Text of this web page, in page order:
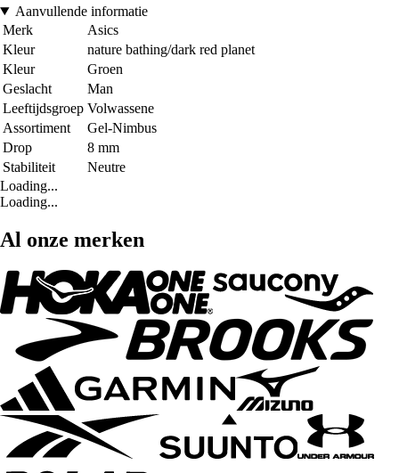
Aanvullende informatie
Merk
Asics
Kleur
nature bathing/dark red planet
Kleur
Groen
Geslacht
Man
Leeftijdsgroep Volwassene
Assortiment
Gel-Nimbus
Drop
8 mm
Stabiliteit
Neutre
Loading...
Loading...
Al onze merken